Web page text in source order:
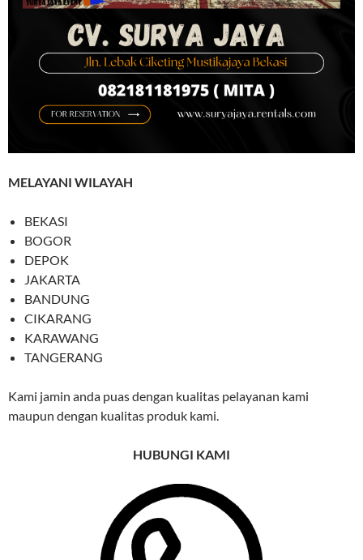
MELAYANI WILAYAH
BEKASI
BOGOR
DEPOK
JAKARTA
BANDUNG
CIKARANG
KARAWANG
TANGERANG
Kami jamin anda puas dengan kualitas pelayanan kami
maupun dengan kualitas produk kami.
HUBUNGI KAMI